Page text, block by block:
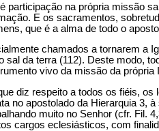
participação na própria missão
E os sacramentos,
que é a alma de todo o
chamados a tornarem a
sal da terra (112). Deste modo,
vivo da missão da
diz respeito a todos os fiéis,
no apostolado da Hierarquia 3,
muito no Senhor (cfr. Fil.
cargos eclesiásticos, com